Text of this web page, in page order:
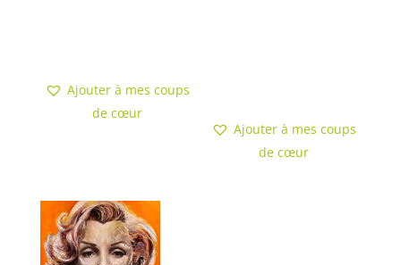
Ajouter à mes coups
de cœur
Ajouter à mes coups
de cœur